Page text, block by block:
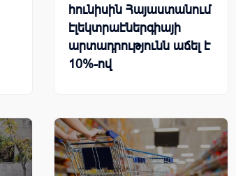
հունիսին Հայաստանում
էլեկտրաէներգիայի
արտադրությունն աճել է
10%-ով